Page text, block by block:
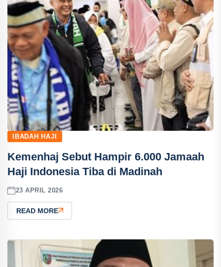
IBADAH HAJI
Kemenhaj Sebut Hampir 6.000 Jamaah
Haji Indonesia Tiba di Madinah
23 APRIL 2026
READ MORE